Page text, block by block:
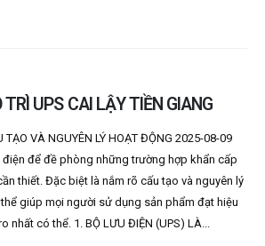
UPS CAI LẬY TIỀN GIANG
TẠO VÀ NGUYÊN LÝ HOẠT ĐỘNG 2025-08-09
điện để đề phòng những trường hợp khẩn cấp
thiết. Đặc biệt là nắm rõ cấu tạo và nguyên lý
giúp mọi người sử dụng sản phẩm đạt hiệu
nhất có thể. 1. BỘ LƯU ĐIỆN (UPS) LÀ...